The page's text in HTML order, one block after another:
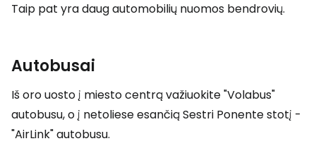
Taip pat yra daug automobilių nuomos bendrovių.
Autobusai
Iš oro uosto į miesto centrą važiuokite "Volabus"
autobusu, o į netoliese esančią Sestri Ponente stotį -
"AirLink" autobusu.